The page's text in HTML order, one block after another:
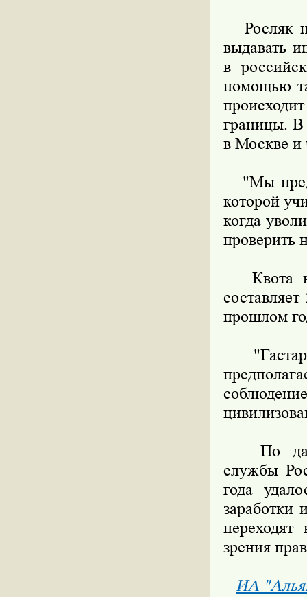
Росляк
выдавать
в
помощью
границы. В
в Москве и
"Мы
которой
когда
проверить
Квота
прошлом
По
службы
года
заработки
зрения
ИА